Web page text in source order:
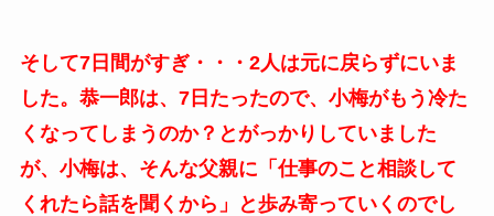
そして7日間がすぎ・・・2人は元に戻らずにいま
した。恭一郎は、7日たったので、小梅がもう冷た
くなってしまうのか？とがっかりしていました
が、小梅は、そんな父親に「仕事のこと相談して
くれたら話を聞くから」と歩み寄っていくのでし